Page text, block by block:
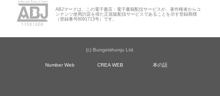
ABJマークは、この電子書店・電子書籍配信サービスが、著作権者からコ
ンテンツ使用許諾を得た正規版配信サービスであることを示す登録商標
（登録番号6091713号）です。
(c) Bungeishunju Ltd.
Number Web CREA WEB 本の話